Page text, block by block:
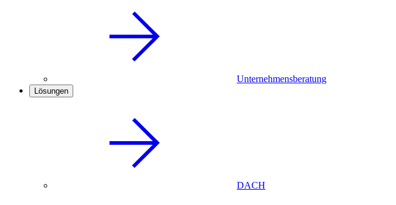
Unternehmensberatung
Lösungen
DACH